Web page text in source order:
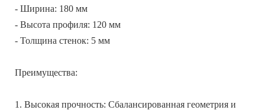
- Ширина: 180 мм
- Высота профиля: 120 мм
- Толщина стенок: 5 мм
Преимущества:
1. Высокая прочность: Сбалансированная геометрия и